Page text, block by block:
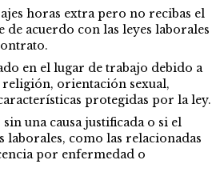
horas extra pero no recibas el
acuerdo con las leyes laborales
en el lugar de trabajo debido a
religión, orientación sexual,
protegidas por la ley.
una causa justificada o si el
laborales, como las relacionadas
por enfermedad o